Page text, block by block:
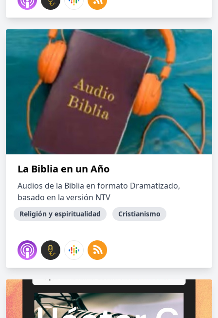
La Biblia en un Año
Audios de la Biblia en formato Dramatizado,
basado en la versión NTV
Religión y espiritualidad Cristianismo